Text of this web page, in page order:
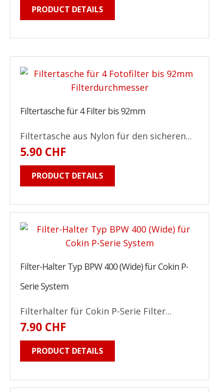
PRODUCT DETAILS
Filtertasche für 4 Filter bis 92mm
Filtertasche aus Nylon für den sicheren...
5.90 CHF
PRODUCT DETAILS
Filter-Halter Typ BPW 400 (Wide) für Cokin P-
Serie System
Filterhalter für Cokin P-Serie Filter...
7.90 CHF
PRODUCT DETAILS